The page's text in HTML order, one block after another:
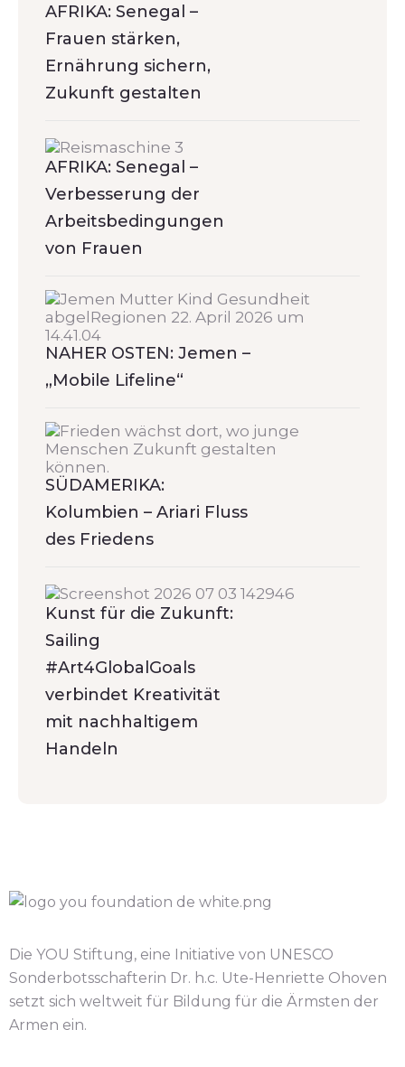
AFRIKA: Senegal –
Frauen stärken,
Ernährung sichern,
Zukunft gestalten
AFRIKA: Senegal –
Verbesserung der
Arbeitsbedingungen
von Frauen
NAHER OSTEN: Jemen –
„Mobile Lifeline“
SÜDAMERIKA:
Kolumbien – Ariari Fluss
des Friedens
Kunst für die Zukunft:
Sailing
#Art4GlobalGoals
verbindet Kreativität
mit nachhaltigem
Handeln
Die YOU Stiftung, eine Initiative von UNESCO
Sonderbotsschafterin Dr. h.c. Ute-Henriette Ohoven
setzt sich weltweit für Bildung für die Ärmsten der
Armen ein.